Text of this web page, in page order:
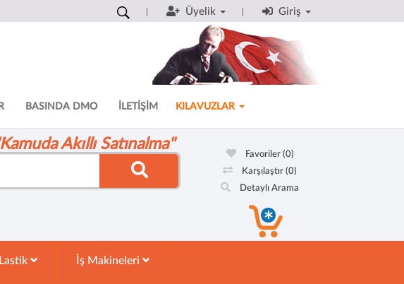
Üyelik Giriş
BASINDA DMO İLETİŞİM KILAVUZLAR
Akıllı Satınalma"
Favoriler (0)
Karşılaştır (0)
Detaylı Arama
İş Makineleri